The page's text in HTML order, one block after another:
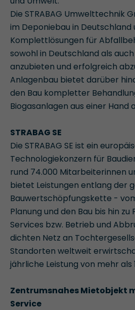
Die STRABAG Umwelttechnik
im Deponiebau in Deutschland
Komplettlösungen für
sowohl in Deutschland als
anzubieten und erfolgreich
Anlagenbau bietet darüber
den Bau kompletter
Biogasanlagen aus einer Hand
STRABAG SE
Die STRABAG SE ist ein
Technologiekonzern für
rund 74.000 Mitarbeiterinnen
bietet Leistungen entlang der
Bauwertschöpfungskette -
Planung und den Bau bis hin
Services bzw. Betrieb und
dichten Netz an
Standorten weltweit
jährliche Leistung von mehr als
Zentrumsnahes Mietobjekt
Service